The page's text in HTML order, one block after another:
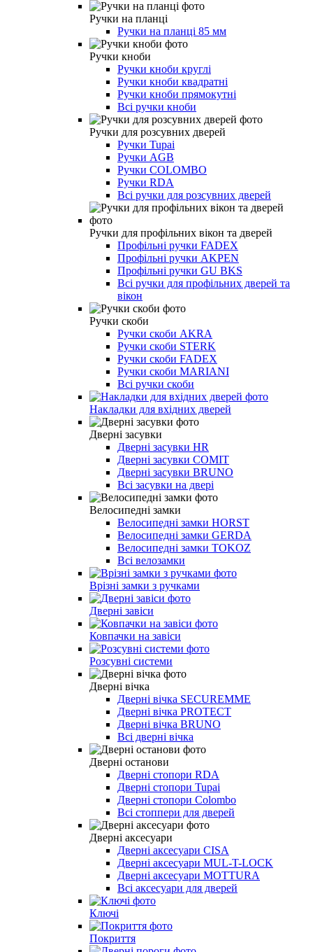
Ручки на планці
Ручки на планці 85 мм
Ручки кноби
Ручки кноби круглі
Ручки кноби квадратні
Ручки кноби прямокутні
Всі ручки кноби
Ручки для розсувних дверей
Ручки Tupai
Ручки AGB
Ручки COLOMBO
Ручки RDA
Всі ручки для розсувних дверей
Ручки для профільних вікон та дверей
Профільні ручки FADEX
Профільні ручки AKPEN
Профільні ручки GU BKS
Всі ручки для профільних дверей та
вікон
Ручки скоби
Ручки скоби AKRA
Ручки скоби STERK
Ручки скоби FADEX
Ручки скоби MARIANI
Всі ручки скоби
Накладки для вхідних дверей
Дверні засувки
Дверні засувки HR
Дверні засувки COMIT
Дверні засувки BRUNO
Всі засувки на двері
Велосипедні замки
Велосипедні замки HORST
Велосипедні замки GERDA
Велосипедні замки TOKOZ
Всі велозамки
Врізні замки з ручками
Дверні завіси
Ковпачки на завіси
Розсувні системи
Дверні вічка
Дверні вічка SECUREMME
Дверні вічка PROTECT
Дверні вічка BRUNO
Всі дверні вічка
Дверні останови
Дверні стопори RDA
Дверні стопори Tupai
Дверні стопори Colombo
Всі стоппери для дверей
Дверні аксесуари
Дверні аксесуари CISA
Дверні аксесуари MUL-T-LOCK
Дверні аксесуари MOTTURA
Всі аксесуари для дверей
Ключі
Покриття